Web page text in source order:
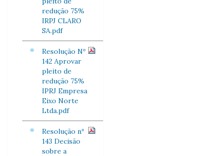
redução 75%
IRPJ CLARO
SA.pdf
Resolução Nº
142 Aprovar
pleito de
redução 75%
IPRJ Empresa
Eixo Norte
Ltda.pdf
Resolução nº
143 Decisão
sobre a